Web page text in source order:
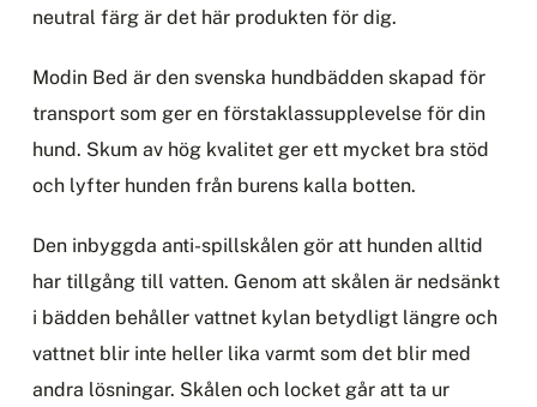
neutral färg är det här produkten för dig.
Modin Bed är den svenska hundbädden skapad för
transport som ger en förstaklassupplevelse för din
hund. Skum av hög kvalitet ger ett mycket bra stöd
och lyfter hunden från burens kalla botten.
Den inbyggda anti-spillskålen gör att hunden alltid
har tillgång till vatten. Genom att skålen är nedsänkt
i bädden behåller vattnet kylan betydligt längre och
vattnet blir inte heller lika varmt som det blir med
andra lösningar. Skålen och locket går att ta ur